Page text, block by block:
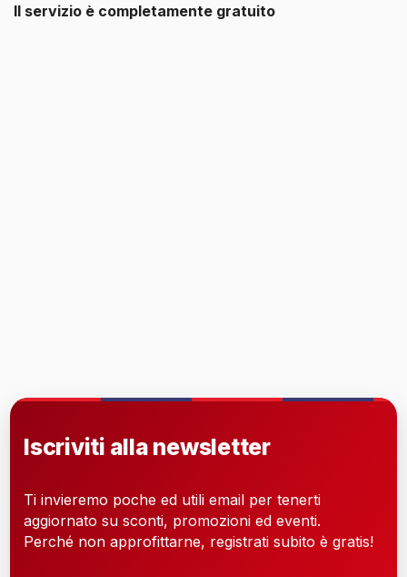
Il servizio è completamente gratuito
Iscriviti alla newsletter
Ti invieremo poche ed utili email per tenerti
aggiornato su sconti, promozioni ed eventi.
Perché non approfittarne, registrati subito è gratis!